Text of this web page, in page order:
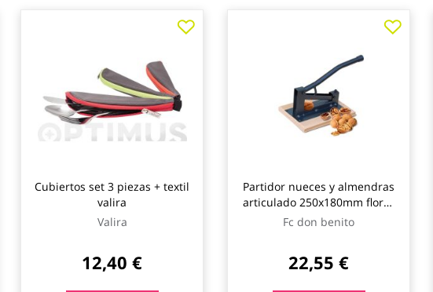
Cubiertos set 3 piezas + textil
valira
Valira
12,40 €
Partidor nueces y almendras
articulado 250x180mm flores
cortés
Fc don benito
22,55 €